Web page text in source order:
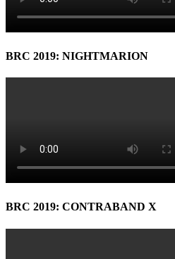
BRC 2019: NIGHTMARION
BRC 2019: CONTRABAND X